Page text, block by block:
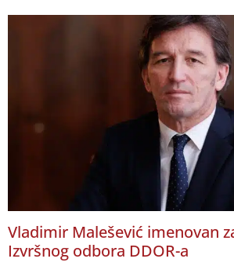
Vladimir Malešević imenovan
Izvršnog odbora DDOR-a